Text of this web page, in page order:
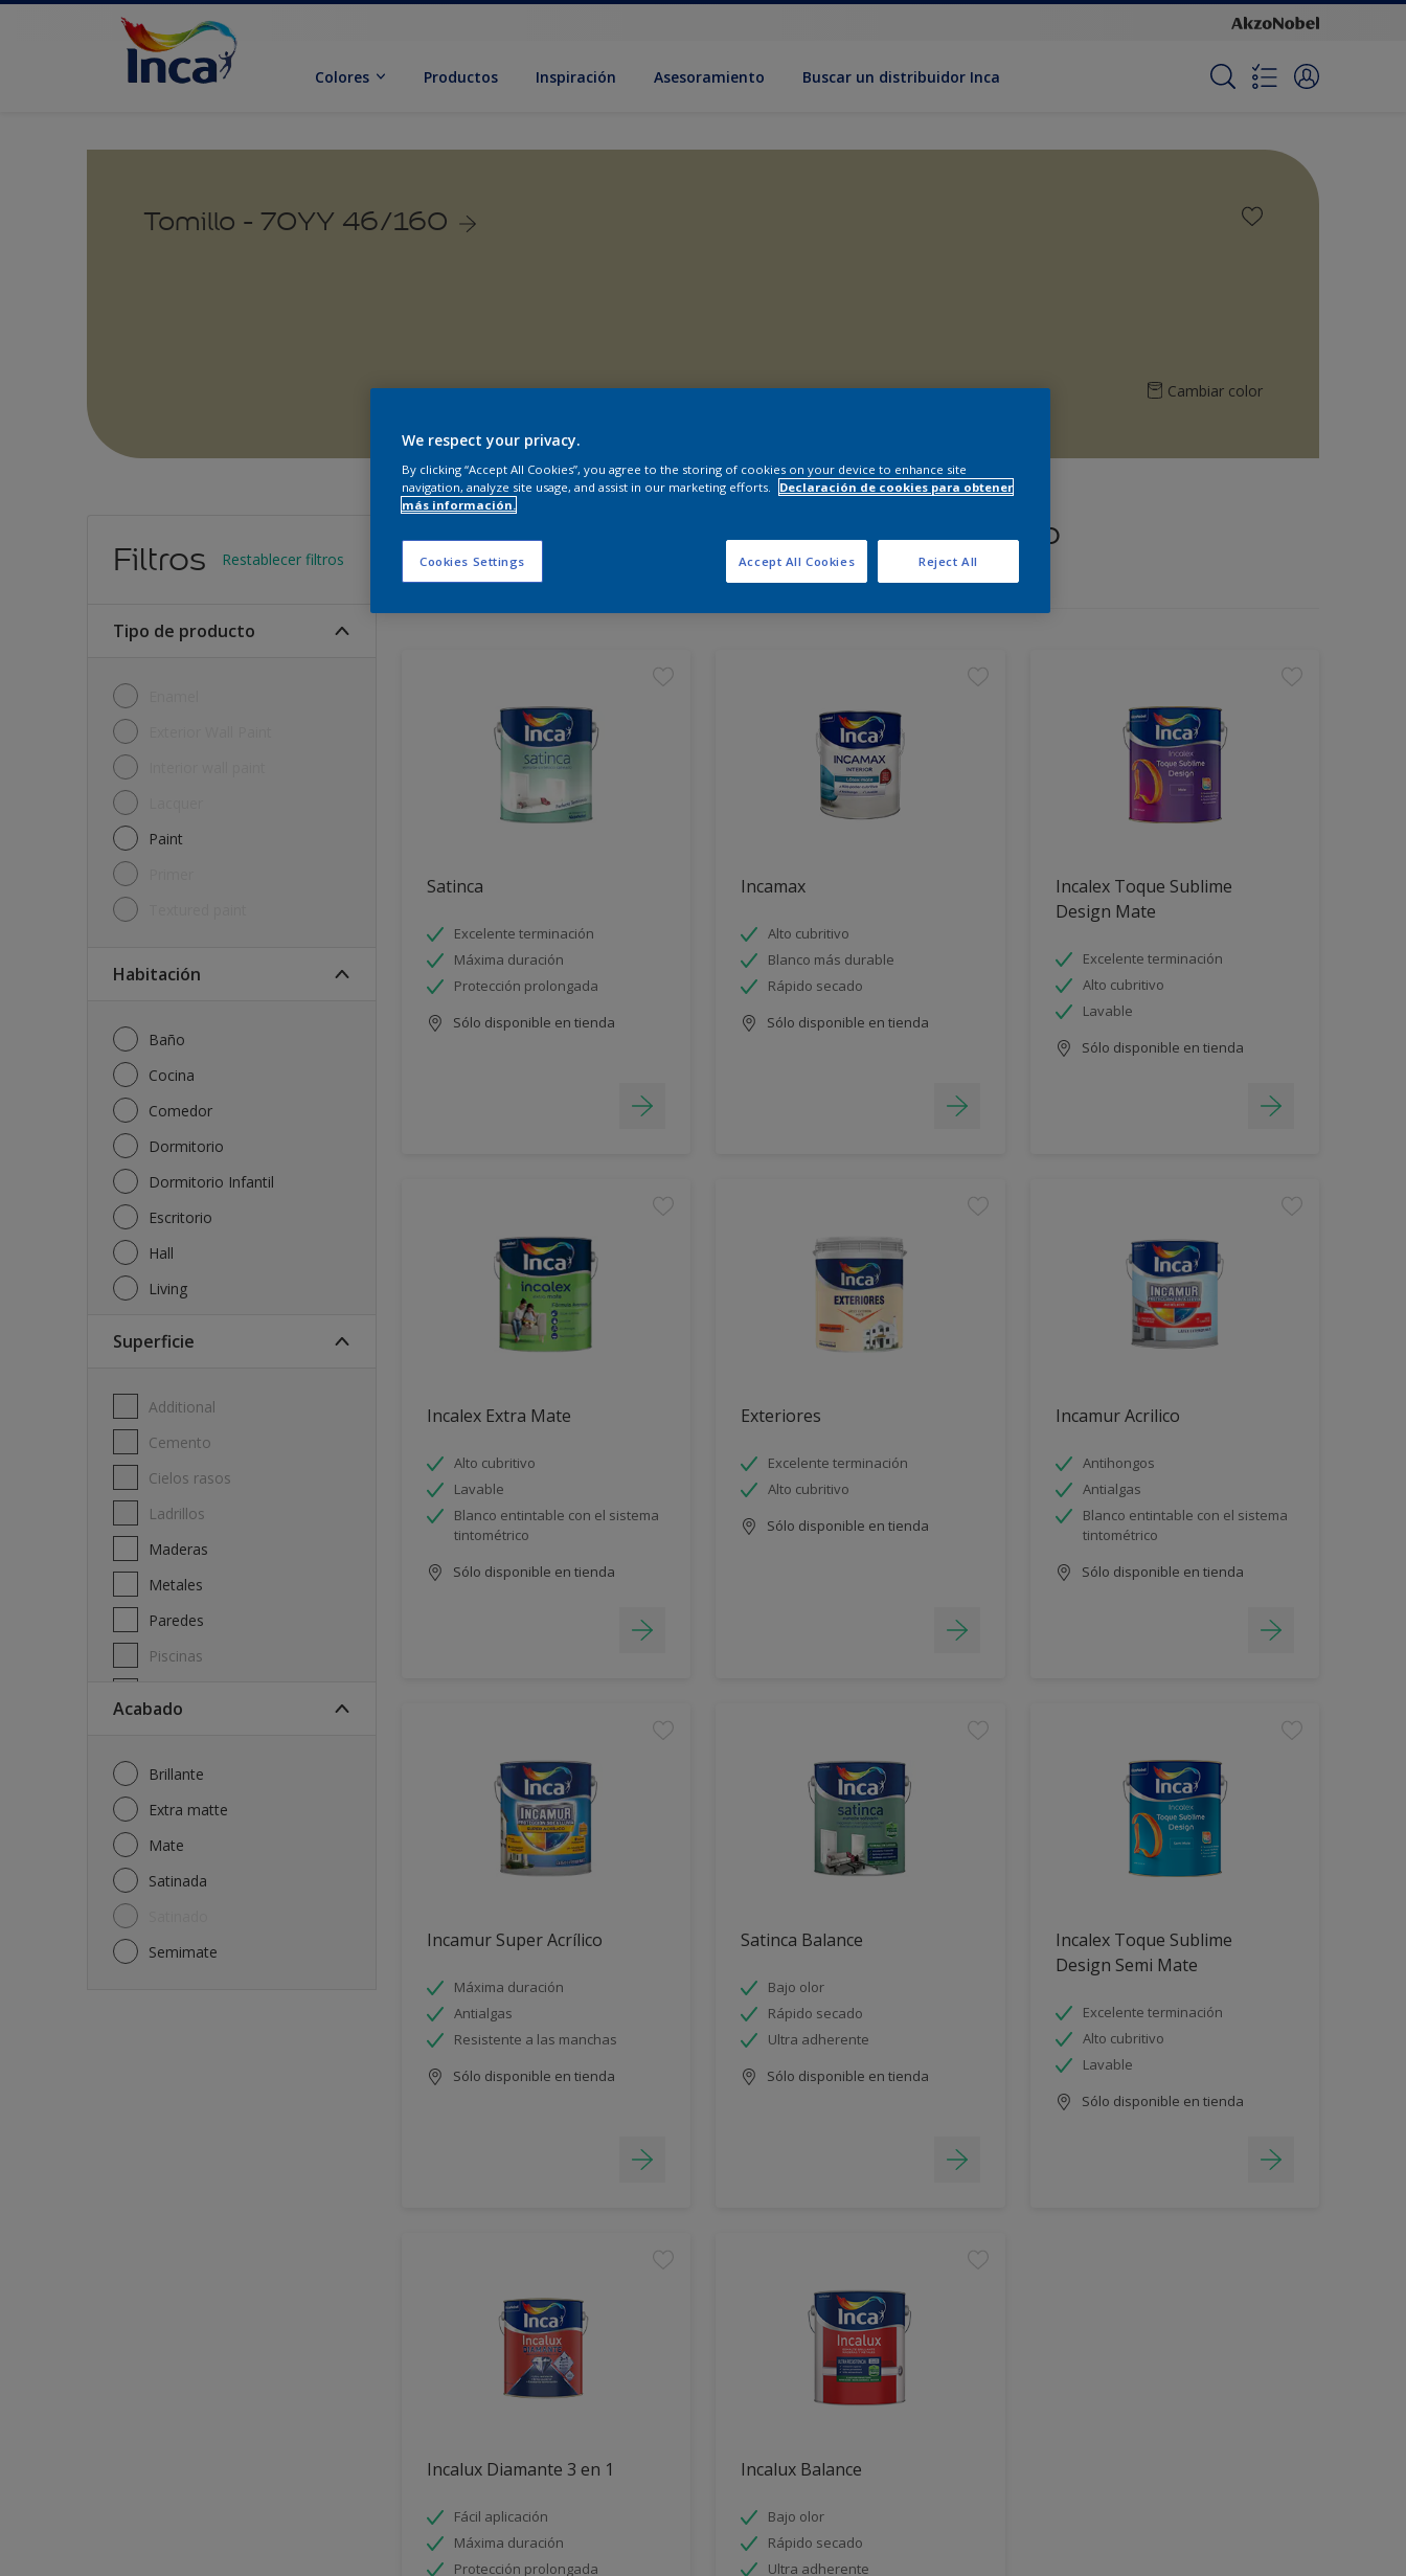
Colores Productos Inspiración Asesoramiento Buscar un distribuidor Inca
Tomillo - 70YY 46/160
Cambiar color
Filtros Restablecer filtros
Tipo de producto
Paint
Habitación
Baño
Cocina
Comedor
Dormitorio
Dormitorio Infantil
Escritorio
Hall
Living
Superficie
Additional
Cemento
Cielos rasos
Ladrillos
Maderas
Metales
Paredes
Piscinas
Acabado
Brillante
Extra matte
Mate
Satinada
Semimate
Encuentra los productos para tu proyecto
11Productos encontrados
Satinca
Excelente terminación
Máxima duración
Protección prolongada
Sólo disponible en tienda
Incamax
Alto cubritivo
Blanco más durable
Rápido secado
Sólo disponible en tienda
Incalex Toque Sublime
Design Mate
Excelente terminación
Alto cubritivo
Lavable
Sólo disponible en tienda
Incalex Extra Mate
Alto cubritivo
Lavable
Blanco entintable con el sistema
tintométrico
Sólo disponible en tienda
Exteriores
Excelente terminación
Alto cubritivo
Sólo disponible en tienda
Incamur Acrilico
Antihongos
Antialgas
Blanco entintable con el sistema
tintométrico
Sólo disponible en tienda
Incamur Super Acrílico
Máxima duración
Antialgas
Resistente a las manchas
Sólo disponible en tienda
Satinca Balance
Bajo olor
Rápido secado
Ultra adherente
Sólo disponible en tienda
Incalex Toque Sublime
Design Semi Mate
Excelente terminación
Alto cubritivo
Lavable
Sólo disponible en tienda
Incalux Diamante 3 en 1
Fácil aplicación
Máxima duración
Protección prolongada
Incalux Balance
Bajo olor
Rápido secado
Ultra adherente
We respect your privacy.
By clicking “Accept All Cookies”, you agree to the storing of cookies on your device to enhance site
navigation, analyze site usage, and assist in our marketing efforts.
Declaración de cookies para obtener
más información.
Cookies Settings Reject All
Accept All Cookies